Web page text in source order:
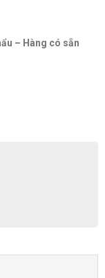
– Hàng có sẵn